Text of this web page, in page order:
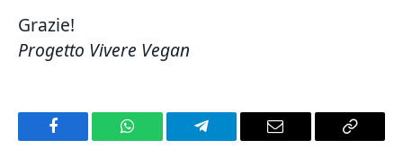
Grazie!
Progetto Vivere Vegan
Facebook WhatsApp Telegram Email
Copy